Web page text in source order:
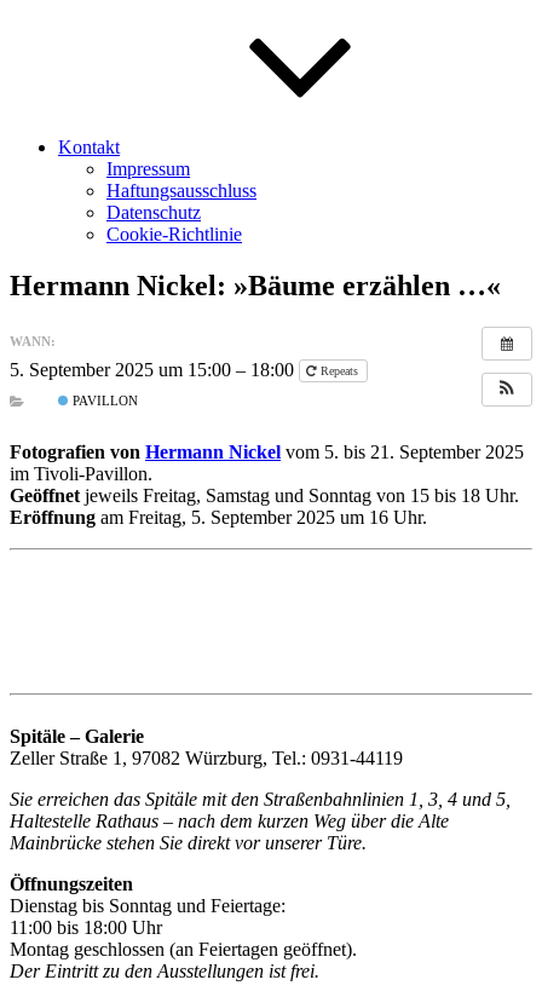
Kontakt
Impressum
Haftungsausschluss
Datenschutz
Cookie-Richtlinie
Hermann Nickel: »Bäume erzählen …«
WANN:
5. September 2025 um 15:00 – 18:00 Repeats
PAVILLON
Fotografien von Hermann Nickel vom 5. bis 21. September 2025
im Tivoli-Pavillon.
Geöffnet jeweils Freitag, Samstag und Sonntag von 15 bis 18 Uhr.
Eröffnung am Freitag, 5. September 2025 um 16 Uhr.
Spitäle – Galerie
Zeller Straße 1, 97082 Würzburg, Tel.: 0931-44119
Sie erreichen das Spitäle mit den Straßenbahnlinien 1, 3, 4 und 5,
Haltestelle Rathaus – nach dem kurzen Weg über die Alte
Mainbrücke stehen Sie direkt vor unserer Türe.
Öffnungszeiten
Dienstag bis Sonntag und Feiertage:
11:00 bis 18:00 Uhr
Montag geschlossen (an Feiertagen geöffnet).
Der Eintritt zu den Ausstellungen ist frei.